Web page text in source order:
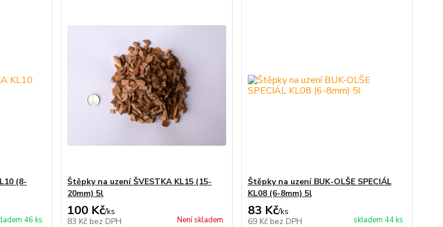
(8-
46 ks
Štěpky na uzení ŠVESTKA KL15 (15-
20mm) 5l
100 Kč/ks
83 Kč bez DPH Není skladem
Štěpky na uzení BUK-OLŠE SPECIÁL
KL08 (6-8mm) 5l
83 Kč/ks
69 Kč bez DPH skladem 44 ks